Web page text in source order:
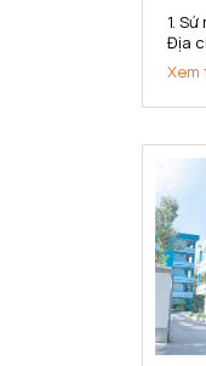
1.
Địa
cao,
tế
Xem